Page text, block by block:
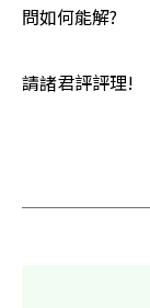
問如何能解?
請諸君評評理!